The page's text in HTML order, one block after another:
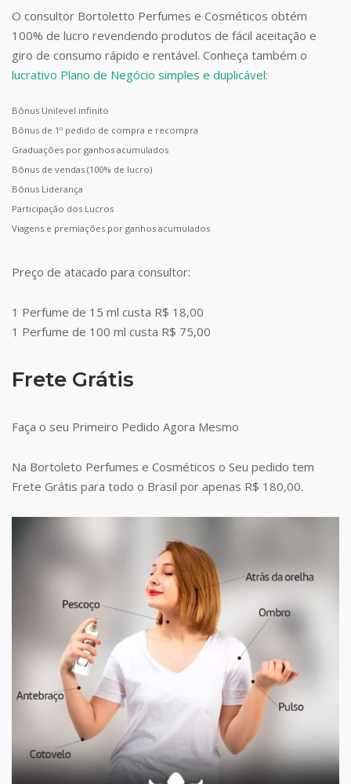
O consultor Bortoletto Perfumes e Cosméticos obtém
100% de lucro revendendo produtos de fácil aceitação e
giro de consumo rápido e rentável. Conheça também o
lucrativo Plano de Negócio simples e duplicável:
Bônus Unilevel infinito
Bônus de 1º pedido de compra e recompra
Graduações por ganhos acumulados
Bônus de vendas (100% de lucro)
Bônus Liderança
Participação dos Lucros
Viagens e premiações por ganhos acumulados
Preço de atacado para consultor:
1 Perfume de 15 ml custa R$ 18,00
1 Perfume de 100 ml custa R$ 75,00
Frete Grátis
Faça o seu Primeiro Pedido Agora Mesmo
Na Bortoleto Perfumes e Cosméticos o Seu pedido tem
Frete Grátis para todo o Brasil por apenas R$ 180,00.